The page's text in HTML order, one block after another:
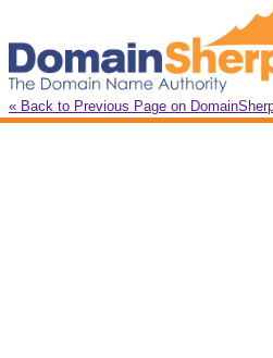
« Back to Previous Page on